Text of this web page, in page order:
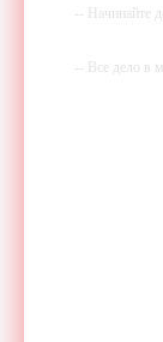
-- Начинайте
-- Все дело в